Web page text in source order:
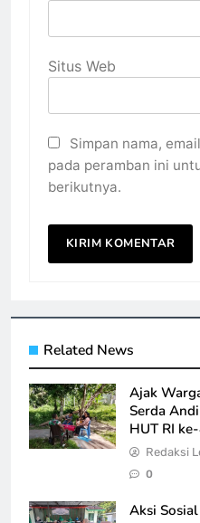
Situs Web
Simpan nama,
pada peramban ini
berikutnya.
Related News
Ajak
Serda
HUT RI
Redaksi
0
Aksi